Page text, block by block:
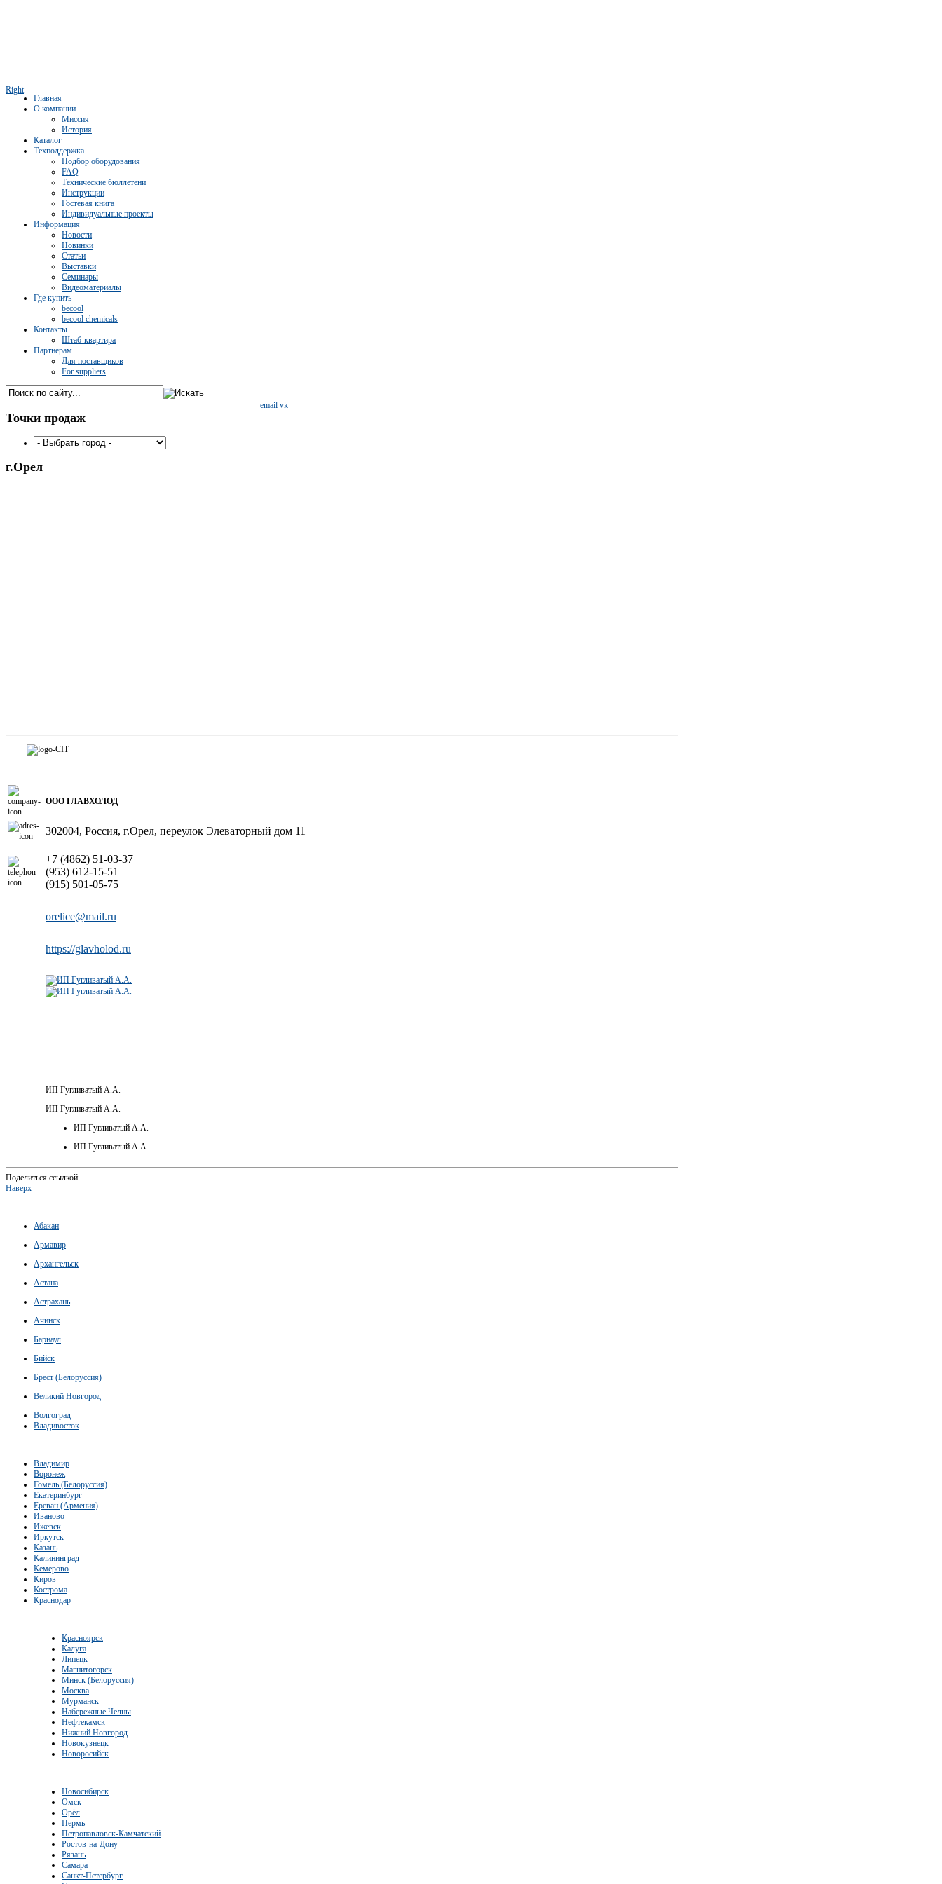
Right
Главная
О компании
Миссия
История
Каталог
Техподдержка
Подбор оборудования
FAQ
Технические бюллетени
Инструкции
Гостевая книга
Индивидуальные проекты
Информация
Новости
Новинки
Статьи
Выставки
Семинары
Видеоматериалы
Где купить
becool
becool chemicals
Контакты
Штаб-квартира
Партнерам
Для поставщиков
For suppliers
email vk
Точки продаж
г.Орел
ООО ГЛАВХОЛОД
302004, Россия, г.Орел, переулок Элеваторный дом 11
+7 (4862) 51-03-37
(953) 612-15-51
(915) 501-05-75
orelice@mail.ru
https://glavholod.ru
ИП Гугливатый А.А.
ИП Гугливатый А.А.
ИП Гугливатый А.А.
ИП Гугливатый А.А.
Поделиться ссылкой
Наверх
Абакан
Армавир
Архангельск
Астана
Астрахань
Ачинск
Барнаул
Бийск
Брест (Белоруссия)
Великий Новгород
Волгоград
Владивосток
Владимир
Воронеж
Гомель (Белоруссия)
Екатеринбург
Ереван (Армения)
Иваново
Ижевск
Иркутск
Казань
Калининград
Кемерово
Киров
Кострома
Краснодар
Красноярск
Калуга
Липецк
Магнитогорск
Минск (Белоруссия)
Москва
Мурманск
Набережные Челны
Нефтекамск
Нижний Новгород
Новокузнецк
Новоросийск
Новосибирск
Омск
Орёл
Пермь
Петропавловск-Камчатский
Ростов-на-Дону
Рязань
Самара
Санкт-Петербург